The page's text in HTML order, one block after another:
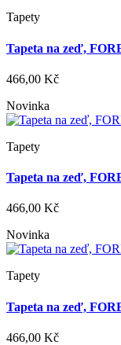
Tapety
Tapeta na zeď,
466,00 Kč
Novinka
Tapety
Tapeta na zeď,
466,00 Kč
Novinka
Tapety
Tapeta na zeď,
466,00 Kč